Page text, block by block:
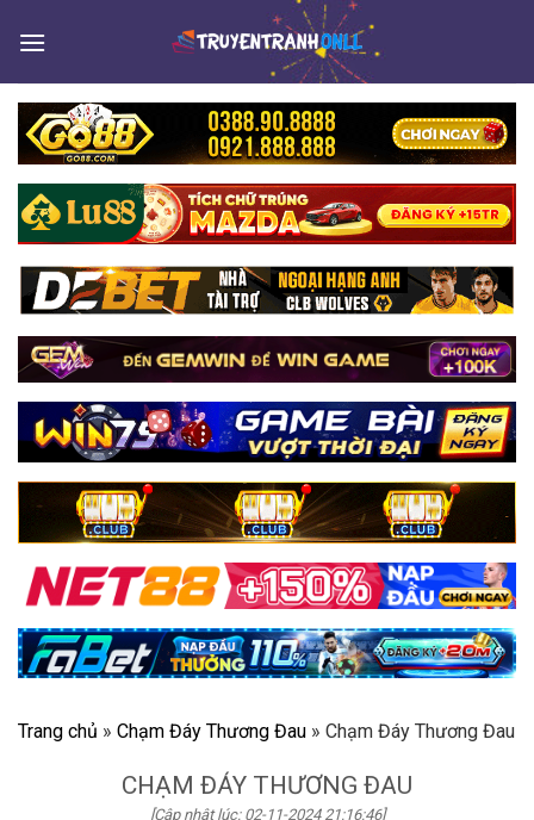
Trang chủ » Chạm Đáy Thương Đau » Chạm Đáy Thương Đau
CHẠM ĐÁY THƯƠNG ĐAU
[Cập nhật lúc: 02-11-2024 21:16:46]